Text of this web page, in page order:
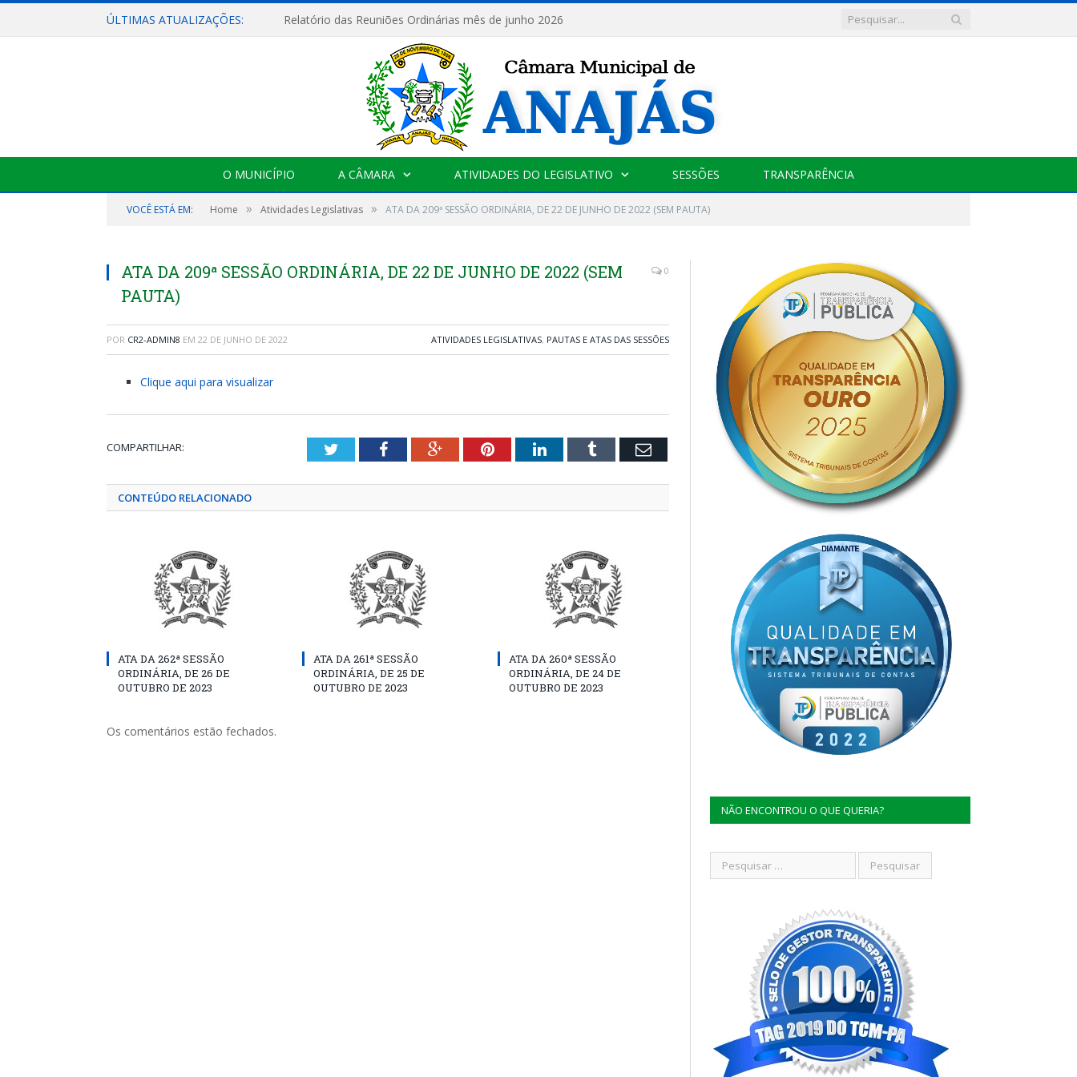
ÚLTIMAS ATUALIZAÇÕES: Relatório das Reuniões Ordinárias mês de junho 2026
O MUNICÍPIO A CÂMARA ATIVIDADES DO LEGISLATIVO SESSÕES TRANSPARÊNCIA
VOCÊ ESTÁ EM: Home » Atividades Legislativas » ATA DA 209ª SESSÃO ORDINÁRIA, DE 22 DE JUNHO DE 2022 (SEM PAUTA)
ATA DA 209ª SESSÃO ORDINÁRIA, DE 22 DE JUNHO DE 2022 (SEM
PAUTA)
0
POR CR2-ADMIN8 EM 22 DE JUNHO DE 2022 ATIVIDADES LEGISLATIVAS, PAUTAS E ATAS DAS SESSÕES
Clique aqui para visualizar
COMPARTILHAR: TwitterFacebookGoogle+PinterestLinkedInTumblr Email
CONTEÚDO RELACIONADO
ATA DA 262ª SESSÃO
ORDINÁRIA, DE 26 DE
OUTUBRO DE 2023
ATA DA 261ª SESSÃO
ORDINÁRIA, DE 25 DE
OUTUBRO DE 2023
ATA DA 260ª SESSÃO
ORDINÁRIA, DE 24 DE
OUTUBRO DE 2023
Os comentários estão fechados.
NÃO ENCONTROU O QUE QUERIA?